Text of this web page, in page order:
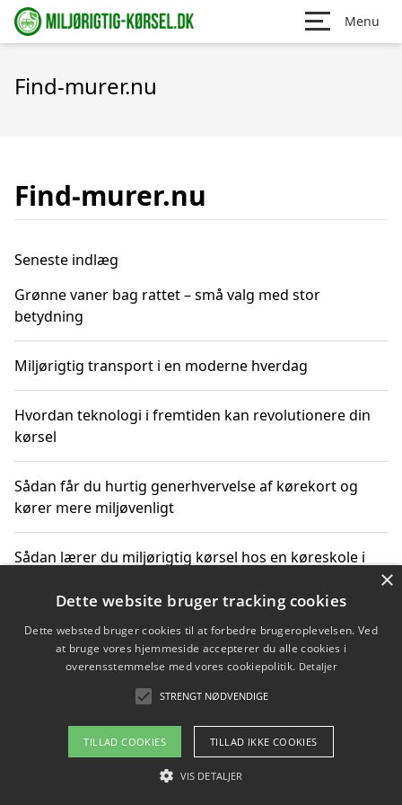
Menu
Find-murer.nu
Find-murer.nu
Seneste indlæg
Grønne vaner bag rattet – små valg med stor
betydning
Miljørigtig transport i en moderne hverdag
Hvordan teknologi i fremtiden kan revolutionere din
kørsel
Sådan får du hurtig generhvervelse af kørekort og
kører mere miljøvenligt
Sådan lærer du miljørigtig kørsel hos en køreskole i
Copyright 2026 - Pilanto Aps
Om / kontakt
×
Dette website bruger tracking cookies
Dette websted bruger cookies til at forbedre brugeroplevelsen. Ved
at bruge vores hjemmeside accepterer du alle cookies i
overensstemmelse med vores cookiepolitik. Detaljer
STRENGT NØDVENDIGE
TILLAD COOKIES TILLAD IKKE COOKIES
VIS DETALJER